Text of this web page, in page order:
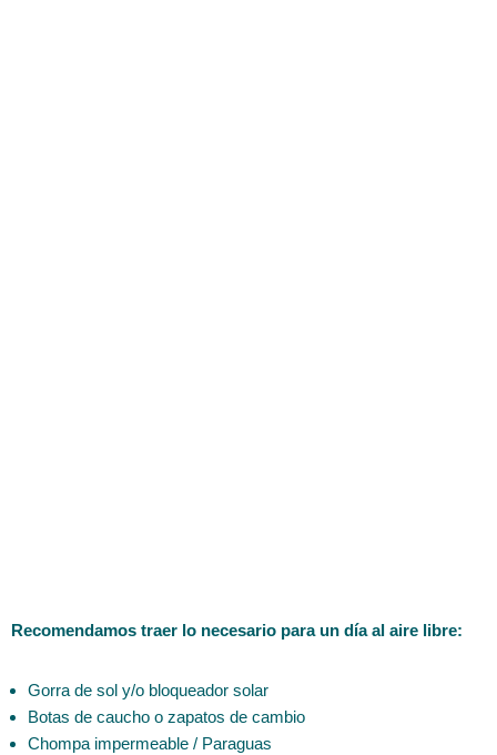
Recomendamos traer lo necesario para un día al aire libre:
Gorra de sol y/o bloqueador solar
Botas de caucho o zapatos de cambio
Chompa impermeable / Paraguas